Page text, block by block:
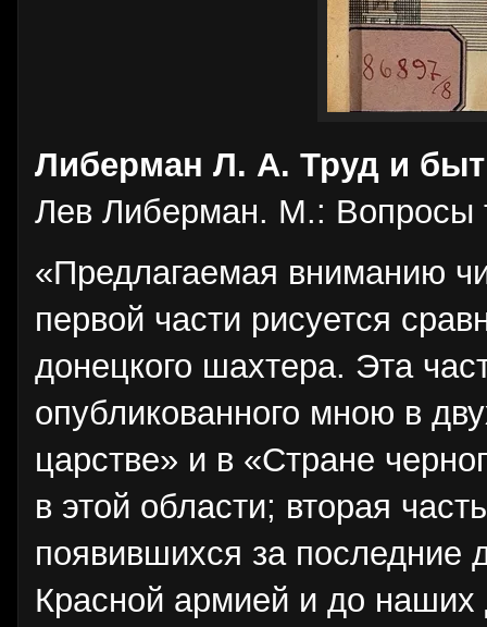
Либерман Л. А. Труд и
Лев Либерман. М.: Вопросы
«Предлагаемая вниманию
первой части рисуется
донецкого шахтера. Эта
опубликованного мною в
царстве» и в «Стране
в этой области; вторая
появившихся за последние
Красной армией и до